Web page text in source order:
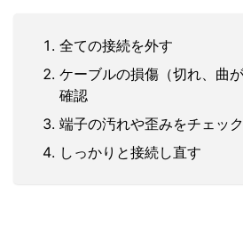
全ての接続を外す
ケーブルの損傷（切れ、曲
確認
端子の汚れや歪みをチェック
しっかりと接続し直す